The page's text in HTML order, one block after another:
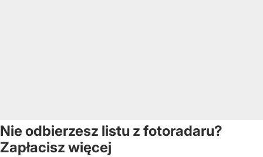
Nie odbierzesz listu z fotoradaru?
Zapłacisz więcej